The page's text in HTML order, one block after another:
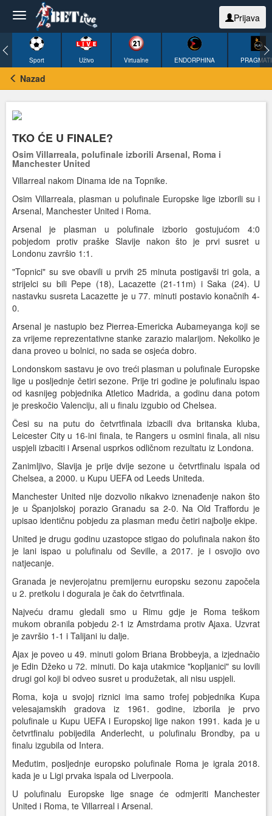
Prijava
Sport Uživo Virtualne ENDORPHINA
Nazad
TKO ĆE U FINALE?
Osim Villarreala, polufinale izborili Arsenal, Roma i
Manchester United
Villarreal nakom Dinama ide na Topnike.
Osim Villarreala, plasman u polufinale Europske lige izborili su i
Arsenal, Manchester United i Roma.
Arsenal je plasman u polufinale izborio gostujućom 4:0
pobjedom protiv praške Slavije nakon što je prvi susret u
Londonu završio 1:1.
"Topnici" su sve obavili u prvih 25 minuta postigavši tri gola, a
strijelci su bili Pepe (18), Lacazette (21-11m) i Saka (24). U
nastavku susreta Lacazette je u 77. minuti postavio konačnih 4-
0.
Arsenal je nastupio bez Pierrea-Emericka Aubameyanga koji se
za vrijeme reprezentativne stanke zarazio malarijom. Nekoliko je
dana proveo u bolnici, no sada se osjeća dobro.
Londonskom sastavu je ovo treći plasman u polufinale Europske
lige u posljednje četiri sezone. Prije tri godine je polufinalu ispao
od kasnijeg pobjednika Atletico Madrida, a godinu dana potom
je preskočio Valenciju, ali u finalu izgubio od Chelsea.
Česi su na putu do četvrtfinala izbacili dva britanska kluba,
Leicester City u 16-ini finala, te Rangers u osmini finala, ali nisu
uspjeli izbaciti i Arsenal usprkos odličnom rezultatu iz Londona.
Zanimljivo, Slavija je prije dvije sezone u četvrtfinalu ispala od
Chelsea, a 2000. u Kupu UEFA od Leeds Uniteda.
Manchester United nije dozvolio nikakvo iznenađenje nakon što
je u Španjolskoj porazio Granadu sa 2-0. Na Old Traffordu je
upisao identičnu pobjedu za plasman među četiri najbolje ekipe.
United je drugu godinu uzastopce stigao do polufinala nakon što
je lani ispao u polufinalu od Seville, a 2017. je i osvojio ovo
natjecanje.
Granada je nevjerojatnu premijernu europsku sezonu započela
u 2. pretkolu i dogurala je čak do četvrtfinala.
Najveću dramu gledali smo u Rimu gdje je Roma teškom
mukom obranila pobjedu 2-1 iz Amstrdama protiv Ajaxa. Uzvrat
je završio 1-1 i Talijani iu dalje.
Ajax je poveo u 49. minuti golom Briana Brobbeyja, a izjednačio
je Edin Džeko u 72. minuti. Do kaja utakmice "kopljanici" su lovili
drugi gol koji bi odveo susret u produžetak, ali nisu uspjeli.
Roma, koja u svojoj riznici ima samo trofej pobjednika Kupa
velesajamskih gradova iz 1961. godine, izborila je prvo
polufinale u Kupu UEFA i Europskoj lige nakon 1991. kada je u
četvrtfinalu pobijedila Anderlecht, u polufinalu Brondby, pa u
finalu izgubila od Intera.
Međutim, posljednje europsko polufinale Roma je igrala 2018.
kada je u Ligi prvaka ispala od Liverpoola.
U polufinalu Europske lige snage će odmjeriti Manchester
United i Roma, te Villarreal i Arsenal.